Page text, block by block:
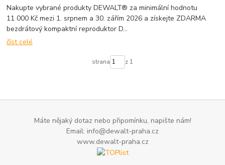
Nakupte vybrané produkty DEWALT® za minimální hodnotu
11 000 Kč mezi 1. srpnem a 30. zářím 2026 a získejte ZDARMA
bezdrátový kompaktní reproduktor D...
číst celé
strana z 1
Máte nějaký dotaz nebo připomínku, napište nám!
Email: info@dewalt-praha.cz
www.dewalt-praha.cz